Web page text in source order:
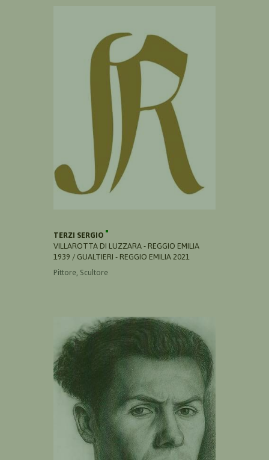
TERZI SERGIO
VILLAROTTA DI LUZZARA - REGGIO EMILIA
1939 / GUALTIERI - REGGIO EMILIA 2021
Pittore, Scultore